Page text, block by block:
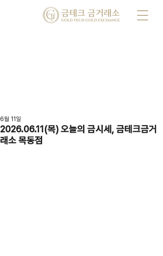
2026.06.11(목) 오늘의 금시세, 금테크금거
래소 목동점
6월 11일